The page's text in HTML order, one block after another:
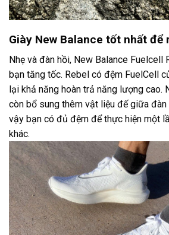
Giày New Balance tốt nhất để
Nhẹ và đàn hồi, New Balance Fuelcell
bạn tăng tốc. Rebel có đệm FuelCell
lại khả năng hoàn trả năng lượng cao.
còn bổ sung thêm vật liệu đế giữa đàn
vậy bạn có đủ đệm để thực hiện một
khác.